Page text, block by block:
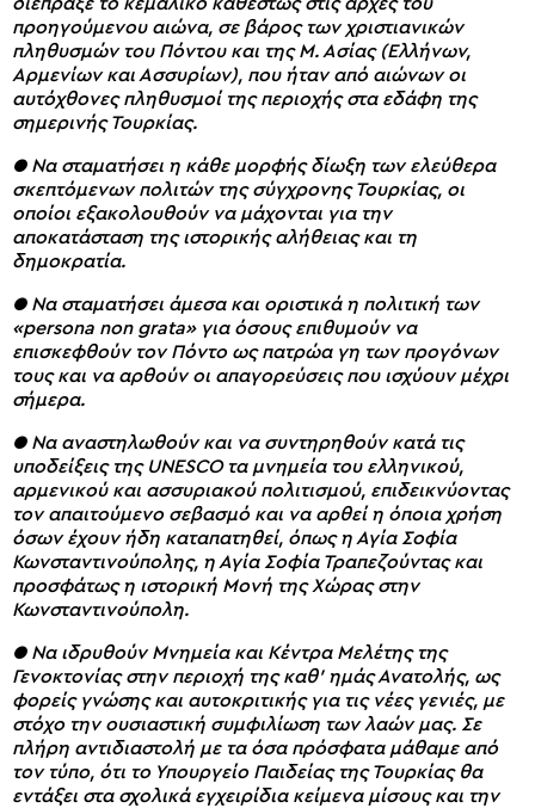
προηγούμενου αιώνα, σε βάρος των χριστιανικών
πληθυσμών του Πόντου και της Μ. Ασίας (Ελλήνων,
Αρμενίων και Ασσυρίων), που ήταν από αιώνων οι
αυτόχθονες πληθυσμοί της περιοχής στα εδάφη της
σημερινής Τουρκίας.
● Να σταματήσει η κάθε μορφής δίωξη των ελεύθερα
σκεπτόμενων πολιτών της σύγχρονης Τουρκίας, οι
οποίοι εξακολουθούν να μάχονται για την
αποκατάσταση της ιστορικής αλήθειας και τη
δημοκρατία.
● Να σταματήσει άμεσα και οριστικά η πολιτική των
«persona non grata» για όσους επιθυμούν να
επισκεφθούν τον Πόντο ως πατρώα γη των προγόνων
τους και να αρθούν οι απαγορεύσεις που ισχύουν μέχρι
σήμερα.
● Να αναστηλωθούν και να συντηρηθούν κατά τις
υποδείξεις της UNESCO τα μνημεία του ελληνικού,
αρμενικού και ασσυριακού πολιτισμού, επιδεικνύοντας
τον απαιτούμενο σεβασμό και να αρθεί η όποια χρήση
όσων έχουν ήδη καταπατηθεί, όπως η Αγία Σοφία
Κωνσταντινούπολης, η Αγία Σοφία Τραπεζούντας και
προσφάτως η ιστορική Μονή της Χώρας στην
Κωνσταντινούπολη.
● Να ιδρυθούν Μνημεία και Κέντρα Μελέτης της
Γενοκτονίας στην περιοχή της καθ’ ημάς Ανατολής, ως
φορείς γνώσης και αυτοκριτικής για τις νέες γενιές, με
στόχο την ουσιαστική συμφιλίωση των λαών μας. Σε
πλήρη αντιδιαστολή με τα όσα πρόσφατα μάθαμε από
τον τύπο, ότι το Υπουργείο Παιδείας της Τουρκίας θα
εντάξει στα σχολικά εγχειρίδια κείμενα μίσους και την